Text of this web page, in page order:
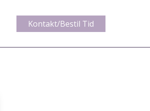
Kontakt/Bestil Tid